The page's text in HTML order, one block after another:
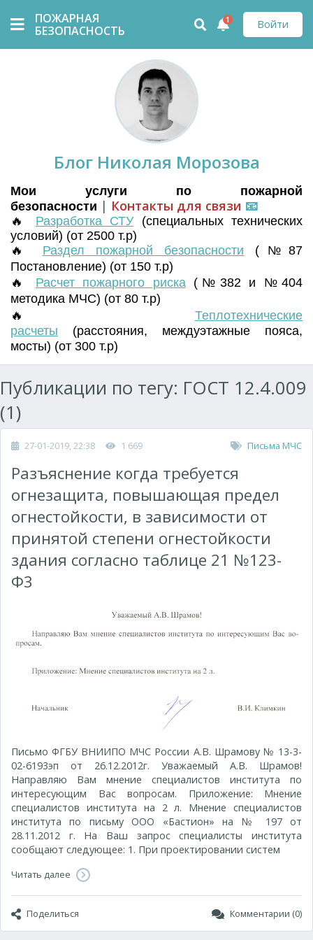
ПОЖАРНАЯ
БЕЗОПАСНОСТЬ
Войти
1
Блог Николая Морозова
Мои услуги по пожарной
безопасности | Контакты для связи 📧
🔥 Разработка СТУ (специальных технических
условий) (от 2500 т.р)
🔥 Раздел пожарной безопасности (№87
Постановление) (от 150 т.р)
🔥 Расчет пожарного риска(№382 и №404
методика МЧС) (от 80 т.р)
🔥 Теплотехнические
расчеты (расстояния, междуэтажные пояса,
мосты) (от 300 т.р)
Публикации по тегу: ГОСТ 12.4.009
(1)
27-01-2019, 22:38 1 669 Письма МЧС
Разъяснение когда требуется
огнезащита, повышающая предел
огнестойкости, в зависимости от
принятой степени огнестойкости
здания согласно таблице 21 №123-
Ф3
Письмо ФГБУ ВНИИПО МЧС России А.В. Шрамову № 13-3-
02-6193эп от 26.12.2012г. Уважаемый А.В. Шрамов!
Направляю Вам мнение специалистов института по
интересующим Вас вопросам. Приложение: Мнение
специалистов института на 2 л. Мнение специалистов
института по письму ООО «Бастион» на № 197 от
28.11.2012 г. На Ваш запрос специалисты института
сообщают следующее: 1. При проектировании систем
Читать далее
Поделиться Комментарии (0)